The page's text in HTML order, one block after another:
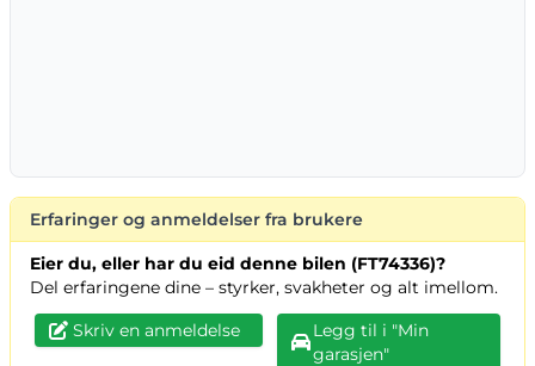
Erfaringer og anmeldelser fra brukere
Eier du, eller har du eid denne bilen (FT74336)?
Del erfaringene dine – styrker, svakheter og alt imellom.
Skriv en anmeldelse
Legg til i "Min
garasjen"